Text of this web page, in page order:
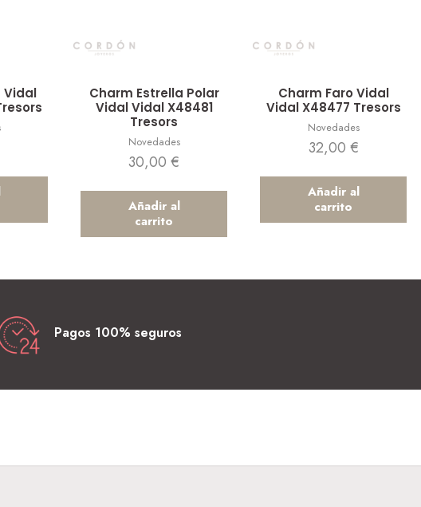
Vidal
Charm Estrella Polar
Vidal Vidal X48481
Tresors
Novedades
30,00€
Añadir al
carrito
Charm Faro Vidal
Vidal X48477 Tresors
Novedades
32,00 €
Añadir al
carrito
Pagos 100% seguros